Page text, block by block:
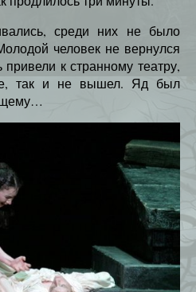
среди них не было
человек не вернулся
к странному театру,
так и не вышел. Яд был